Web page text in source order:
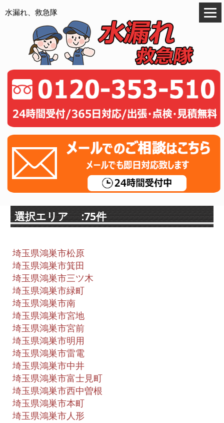
水漏れ、救急隊
選択エリア :75件
埼玉県鴻巣市松原
埼玉県鴻巣市箕田
埼玉県鴻巣市三ツ木
埼玉県鴻巣市緑町
埼玉県鴻巣市南
埼玉県鴻巣市宮地
埼玉県鴻巣市宮前
埼玉県鴻巣市明用
埼玉県鴻巣市雷電
埼玉県鴻巣市中井
埼玉県鴻巣市富士見町
埼玉県鴻巣市西中曽根
埼玉県鴻巣市本町
埼玉県鴻巣市人形